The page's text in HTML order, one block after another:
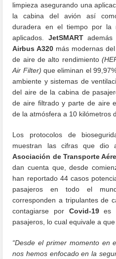
limpieza asegurando una
la cabina del avión así
duradera en el tiempo por la
aplicados. JetSMARTademás
Airbus A320 más modernas
de aire de alto rendimiento
Air Filter) que eliminan el
ambiente y sistemas de
del aire de la cabina de
de aire filtrado y parte de aire
de la atmósfera a 10 kilómetros
Los protocolos de
muestran las cifras que dio
Asociación de Transporte
dan cuenta que, desde
han reportado 44 casos
pasajeros en todo el
corresponden a tripulantes de
contagiarse por Covid-19es
pasajeros, lo cual equivale a
“Desde el primer momento en
nos hemos enfocado en la